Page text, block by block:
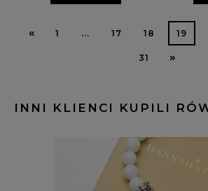
« 1 ... 17 18 19
31 »
INNI KLIENCI KUPILI